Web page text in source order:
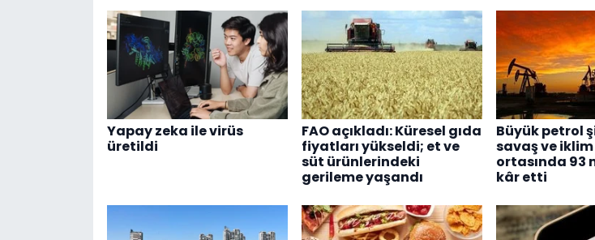
Yapay zeka ile virüs
üretildi
FAO açıkladı: Küresel gıda
fiyatları yükseldi; et ve
süt ürünlerindeki
gerileme yaşandı
Büyük petrol
savaş ve
ortasında 93
kâr etti